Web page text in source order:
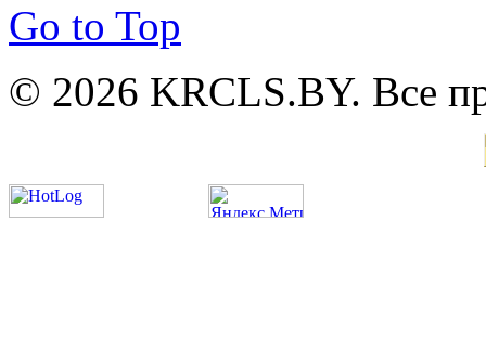
Go to Top
© 2026 KRCLS.BY. Все